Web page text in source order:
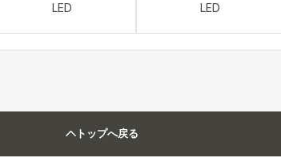
LED LED
トップへ戻る